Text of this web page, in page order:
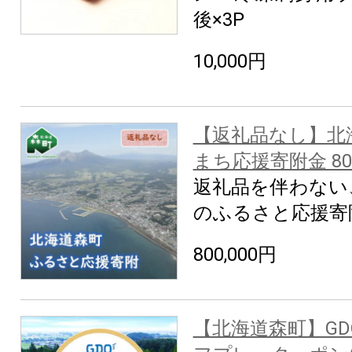
後×3P
10,000円
【返礼品なし】
まち応援寄附金
返礼品を伴わな
のふるさと応援
800,000円
【北海道森町】